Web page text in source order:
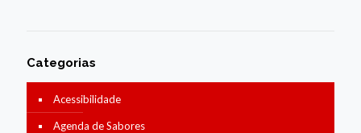
Categorias
Acessibilidade
Agenda de Sabores